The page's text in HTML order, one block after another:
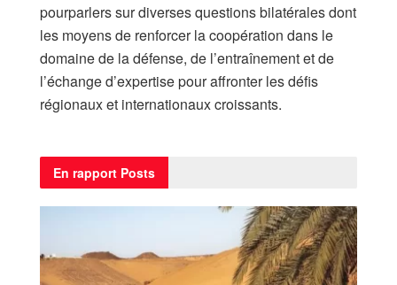
pourparlers sur diverses questions bilatérales dont
les moyens de renforcer la coopération dans le
domaine de la défense, de l’entraînement et de
l’échange d’expertise pour affronter les défis
régionaux et internationaux croissants.
En rapport Posts